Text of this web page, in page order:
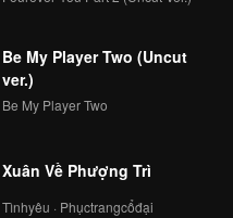
Be My Player Two (Uncut
ver.)
Be My Player Two
Xuân Về Phượng Trì
Tìnhyêu · Phụctrangcổđại